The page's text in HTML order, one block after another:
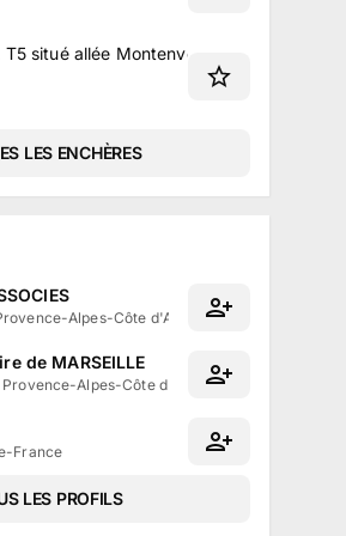
situé allée Montenvert à Marseille
LES ENCHÈRES
Alpes-Côte d'Azur
de MARSEILLE
Alpes-Côte d'Azur
France
LES PROFILS